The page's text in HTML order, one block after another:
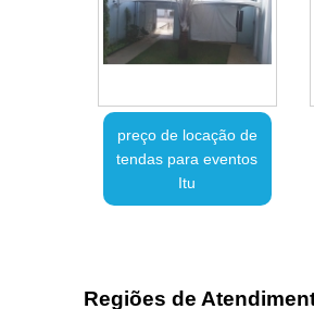
preço de locação de
tendas para eventos
Itu
Regiões de